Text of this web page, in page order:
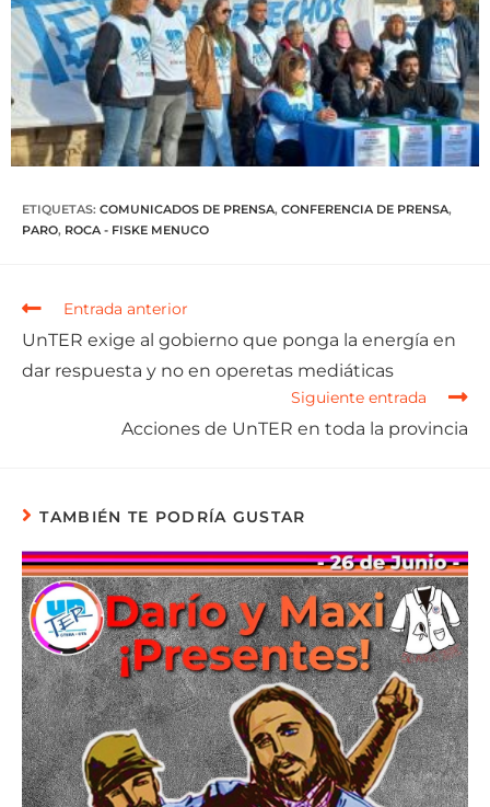
ETIQUETAS: COMUNICADOS DE PRENSA, CONFERENCIA DE PRENSA,
PARO, ROCA - FISKE MENUCO
Entrada anterior
UnTER exige al gobierno que ponga la energía en
dar respuesta y no en operetas mediáticas
Siguiente entrada
Acciones de UnTER en toda la provincia
TAMBIÉN TE PODRÍA GUSTAR